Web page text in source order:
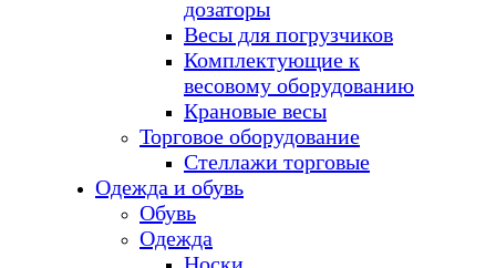
дозаторы
Весы для погрузчиков
Комплектующие к
весовому оборудованию
Крановые весы
Торговое оборудование
Стеллажи торговые
Одежда и обувь
Обувь
Одежда